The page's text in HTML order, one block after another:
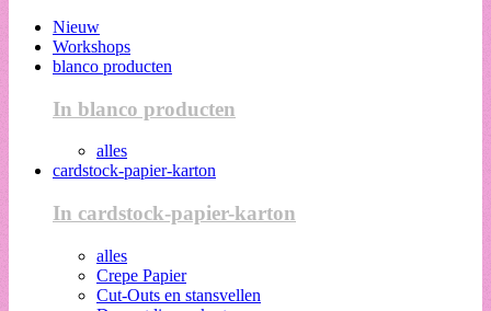
Nieuw
Workshops
blanco producten
In blanco producten
alles
cardstock-papier-karton
In cardstock-papier-karton
alles
Crepe Papier
Cut-Outs en stansvellen